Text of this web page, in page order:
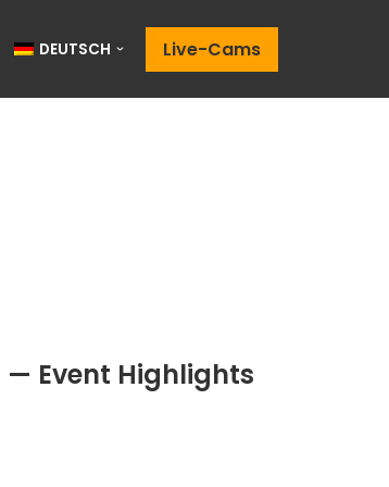
DEUTSCH Live-Cams
Event Highlights